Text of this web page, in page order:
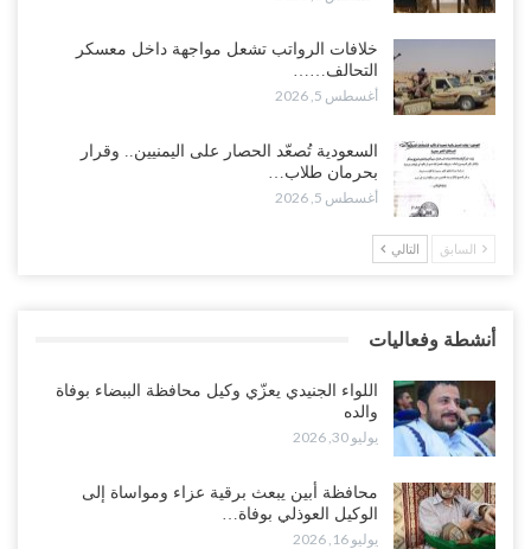
حضرموت على حافة الانفجار.. اشتباكات قبلية مع فصائل سعودية
وتعزيزات عسكرية لحماية ترتيبات تصدير النفط..!
أغسطس 5, 2026
وسط معركة سعودية لإسقاط آخر معاقل الزبيدي.. القبائل تستنفر و”درع
الوطن” تبدأ الانتشار..!
أغسطس 5, 2026
خلافات الرواتب تشعل مواجهة داخل معسكر التحالف… والإصلاح يصعّد
تعميد الشهادات يشعل غضباً واسعاً..!
أغسطس 5, 2026
ملفات المال والنفط..!
أغسطس 5, 2026
خلافات الرواتب تشعل مواجهة داخل معسكر
التحالف……
أغسطس 5, 2026
السعودية تُصعّد الحصار على اليمنيين.. وقرار
بحرمان طلاب…
أغسطس 5, 2026
السابق التالي
أنشطة وفعاليات
اللواء الجنيدي يعزّي وكيل محافظة الببضاء بوفاة
والده
يوليو 30, 2026
محافظة أبين يبعث برقية عزاء ومواساة إلى
الوكيل العوذلي بوفاة…
يوليو 16, 2026